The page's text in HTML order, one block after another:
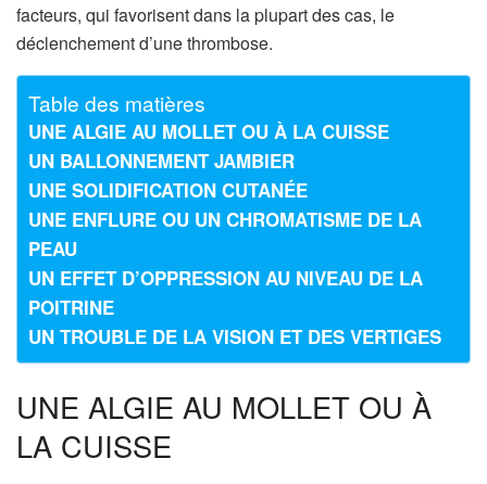
facteurs, qui favorisent dans la plupart des cas, le
déclenchement d’une thrombose.
Table des matières
UNE ALGIE AU MOLLET OU À LA CUISSE
UN BALLONNEMENT JAMBIER
UNE SOLIDIFICATION CUTANÉE
UNE ENFLURE OU UN CHROMATISME DE LA
PEAU
UN EFFET D’OPPRESSION AU NIVEAU DE LA
POITRINE
UN TROUBLE DE LA VISION ET DES VERTIGES
UNE ALGIE AU MOLLET OU À
LA CUISSE